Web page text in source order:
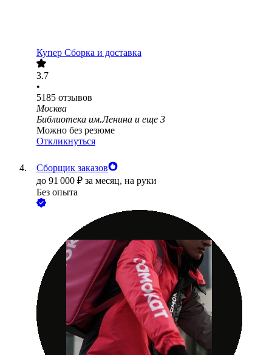
Купер Сборка и доставка
3.7
•
5185 отзывов
Москва
Библиотека им.Ленина и еще 3
Можно без резюме
Откликнуться
Сборщик заказов
до 91 000 ₽ за месяц, на руки
Без опыта